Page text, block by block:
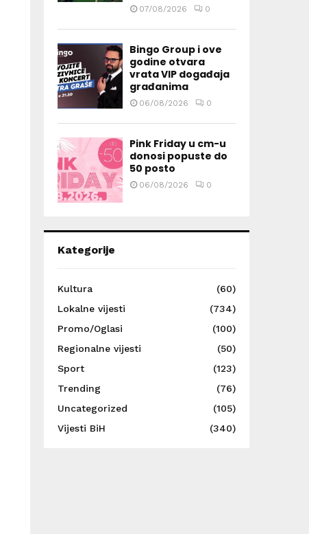
07/08/2026 0
Bingo Group i ove
godine otvara
vrata VIP događaja
građanima
06/08/2026 0
Pink Friday u cm-u
donosi popuste do
50 posto
06/08/2026 0
Kategorije
Kultura
(60)
Lokalne vijesti
(734)
Promo/Oglasi
(100)
Regionalne vijesti
(50)
Sport
(123)
Trending
(76)
Uncategorized
(105)
Vijesti BiH
(340)